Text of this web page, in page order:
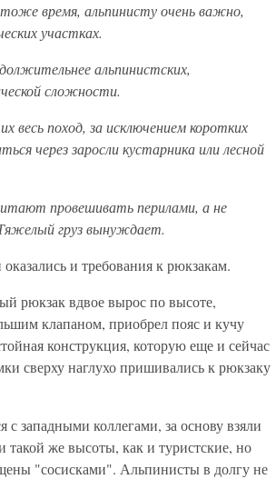
время, альпинисту очень важно,
участках.
альпинистских,
сложности.
весь поход, за исключением коротких
через заросли кустарника или лесной
провешивать перилами, а не
груз вынуждает.
и требования к рюкзакам.
рюкзак вдвое вырос по высоте,
клапаном, приобрел пояс и кучу
конструкция, которую еще и сейчас
сверху наглухо пришивались к рюкзаку
западными коллегами, за основу взяли
же высоты, как и туристские, но
"сосисками". Альпинисты в долгу не